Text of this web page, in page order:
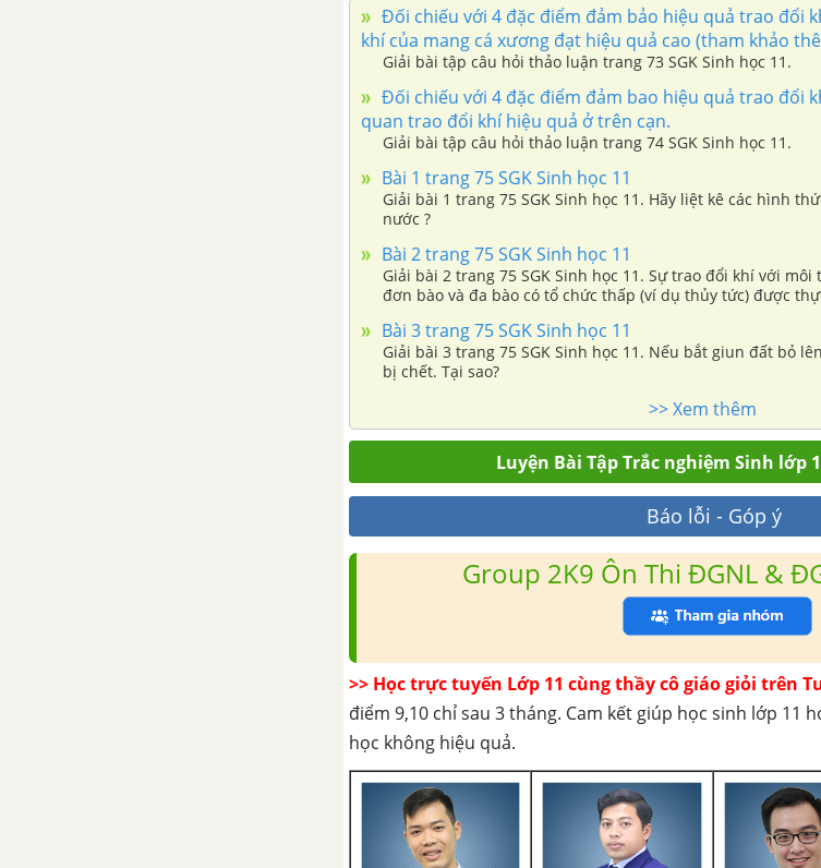
Đối chiếu với 4 đặc điểm đảm bảo hiệu quả trao đổi
khí của mang cá xương đạt hiệu quả cao (tham khảo
Giải bài tập câu hỏi thảo luận trang 73 SGK Sinh học 11.
Đối chiếu với 4 đặc điểm đảm bao hiệu quả trao đổi
quan trao đổi khí hiệu quả ở trên cạn.
Giải bài tập câu hỏi thảo luận trang 74 SGK Sinh học 11.
Bài 1 trang 75 SGK Sinh học 11
Giải bài 1 trang 75 SGK Sinh học 11. Hãy liệt kê các hình
nước ?
Bài 2 trang 75 SGK Sinh học 11
Giải bài 2 trang 75 SGK Sinh học 11. Sự trao đổi khí với
đơn bào và đa bào có tổ chức thấp (ví dụ thủy tức) được
Bài 3 trang 75 SGK Sinh học 11
Giải bài 3 trang 75 SGK Sinh học 11. Nếu bắt giun đất bỏ
bị chết. Tại sao?
>> Xem thêm
Luyện Bài Tập Trắc nghiệm Sinh lớp
Báo lỗi - Góp ý
Group 2K9 Ôn Thi ĐGNL &
>> Học trực tuyến Lớp 11 cùng thầy cô giáo giỏi trên
điểm 9,10 chỉ sau 3 tháng. Cam kết giúp học sinh lớp 11
học không hiệu quả.